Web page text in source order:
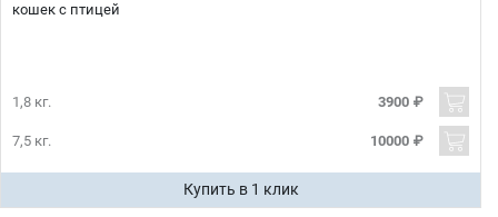
кошек с птицей
1,8 кг. 3900 ₽
7,5 кг. 10000 ₽
Купить в 1 клик